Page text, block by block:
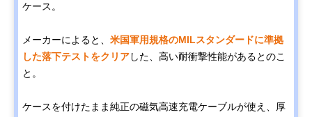
ケース。
メーカーによると、 米国軍用規格のMILスタンダードに準拠
した落下テストをクリアした、高い耐衝撃性能があるとのこ
と。
ケースを付けたまま純正の磁気高速充電ケーブルが使え、厚